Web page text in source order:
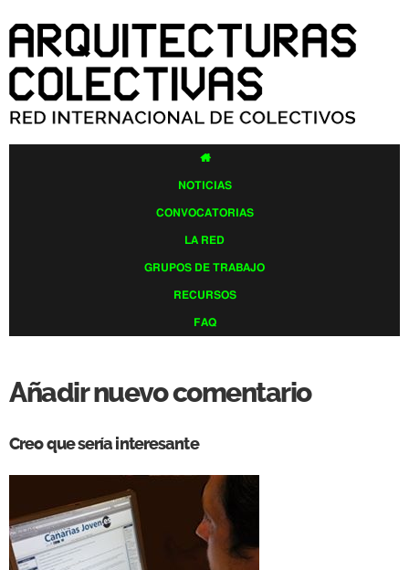
contenido
principal

NOTICIAS
CONVOCATORIAS
LA RED
GRUPOS DE TRABAJO
RECURSOS
FAQ
Añadir nuevo comentario
Creo que sería interesante